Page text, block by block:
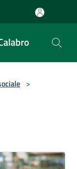
>